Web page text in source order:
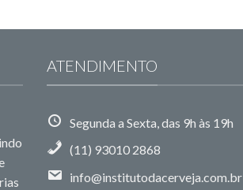
ATENDIMENTO
Segunda a Sexta, das 9h às 19h
(11) 93010 2868
info@institutodacerveja.com.br